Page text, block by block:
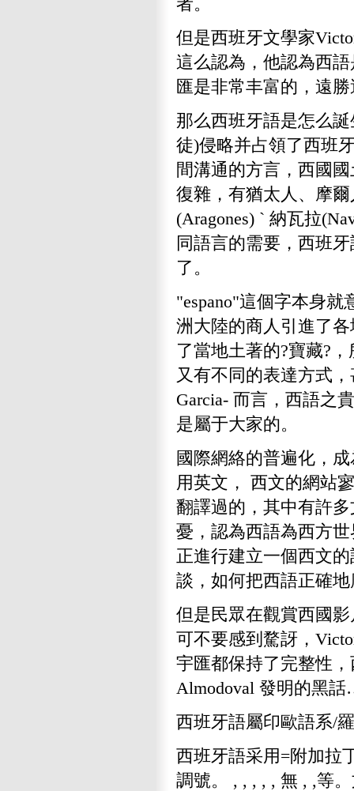
但是西班牙文學家
這么認為，他認為西
匯是非常丰富的，遠
那么西班牙語是怎么
徒)侵略并占領了西班
間溝通的方言，西國
復雜，有猶太人、摩
(Aragones) ` 納瓦拉
同語言的需要，西班
了。
"espano"這個字本身
洲大陸的商人引進了
了當地土著的?寶藏?
又有不同的表達方式
Garcia- 而言，西語之
是屬于大家的。
國際網絡的普遍化，
用英文， 西文的網站
翻譯過的，其中有許
憂，認為西語為西方
正進行建立一個西文
談，如何把西語正確
但是民眾在觀賞西國
可不要感到騖訝，
宇匯都保持了完整性
Almodoval 發明的黑
西班牙語屬印歐語系/
西班牙語采用=附加拉
調號。 , , , , , 無 , ,等